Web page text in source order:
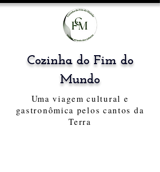
Cozinha do Fim do
Mundo
Uma viagem cultural e
gastronômica pelos cantos da
Terra